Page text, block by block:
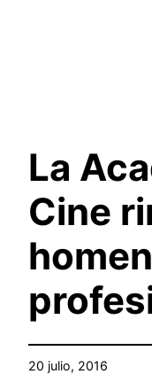
La
Cine
20 julio, 2016